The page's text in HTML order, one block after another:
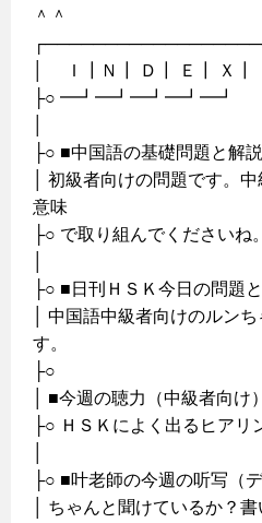
＾＾
│ Ｉ┃Ｎ┃ Ｄ┃ Ｅ┃ Ｘ┃
├○ ━┛━┛━┛━┛━┛
├○ ■中国語の基礎問題と解説
│ 初級者向けの問題です。
意味
├○ で取り組んでくださいね。
├○ ■日刊ＨＳＫ今日の問題
│ 中国語中級者向けのルン
す。
├○
│ ■今週の聴力（中級者向け）
├○ ＨＳＫによく出るヒアリ
├○ ■叶老師の今週の听写（
│ ちゃんと聞けているか？